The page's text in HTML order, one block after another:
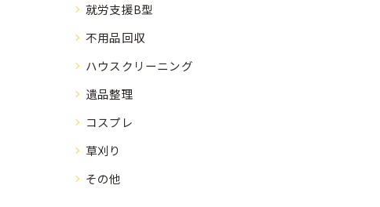
就労支援B型
不用品回収
ハウスクリーニング
遺品整理
コスプレ
草刈り
その他